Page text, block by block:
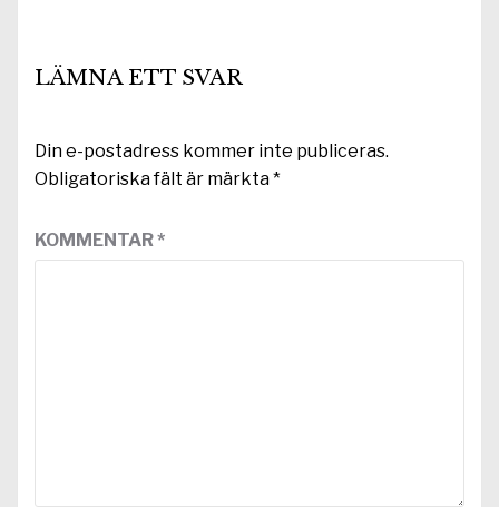
LÄMNA ETT SVAR
Din e-postadress kommer inte publiceras.
Obligatoriska fält är märkta*
KOMMENTAR*